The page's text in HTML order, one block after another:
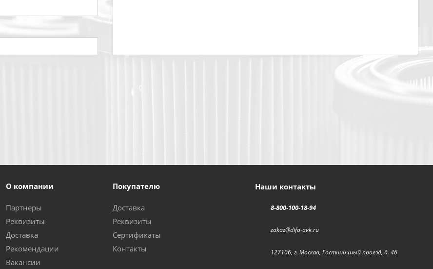
О компании
Партнеры
Реквизиты
Доставка
Рекомендации
Вакансии
Покупателю
Доставка
Реквизиты
Сертификаты
Контакты
Наши контакты
8-800-100-18-94
zakaz@difa-avk.ru
127106, г. Москва, Гостиничный проезд, д. 4б